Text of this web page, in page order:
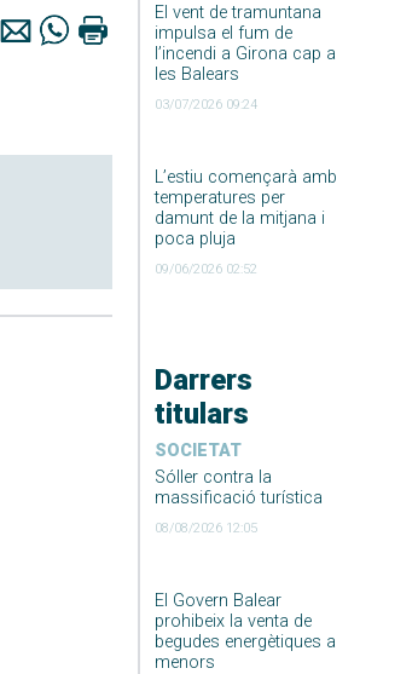
El vent de tramuntana
impulsa el fum de
l’incendi a Girona cap a
les Balears
03/07/2026 09:24
L’estiu començarà amb
temperatures per
damunt de la mitjana i
poca pluja
09/06/2026 02:52
Darrers
titulars
SOCIETAT
Sóller contra la
massificació turística
08/08/2026 12:05
El Govern Balear
prohibeix la venta de
begudes energètiques a
menors